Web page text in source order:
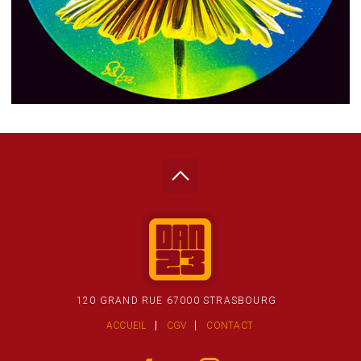
120 GRAND RUE 67000 STRASBOURG
ACCUEIL CGV CONTACT